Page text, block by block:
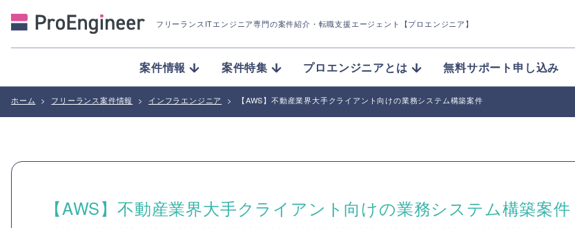
フリーランスITエンジニア専門の案件紹介 ・転職支援エージェント【プロエンジニア】
案件情報 案件特集 プロエンジニアとは 無料サポート申し込み
ホーム > フリーランス案件情報 > インフラエンジニア > 【AWS】不動産業界大手クライアント向けの業務システム構築案件
【AWS】不動産業界大手クライアント向けの業務システム構築案件